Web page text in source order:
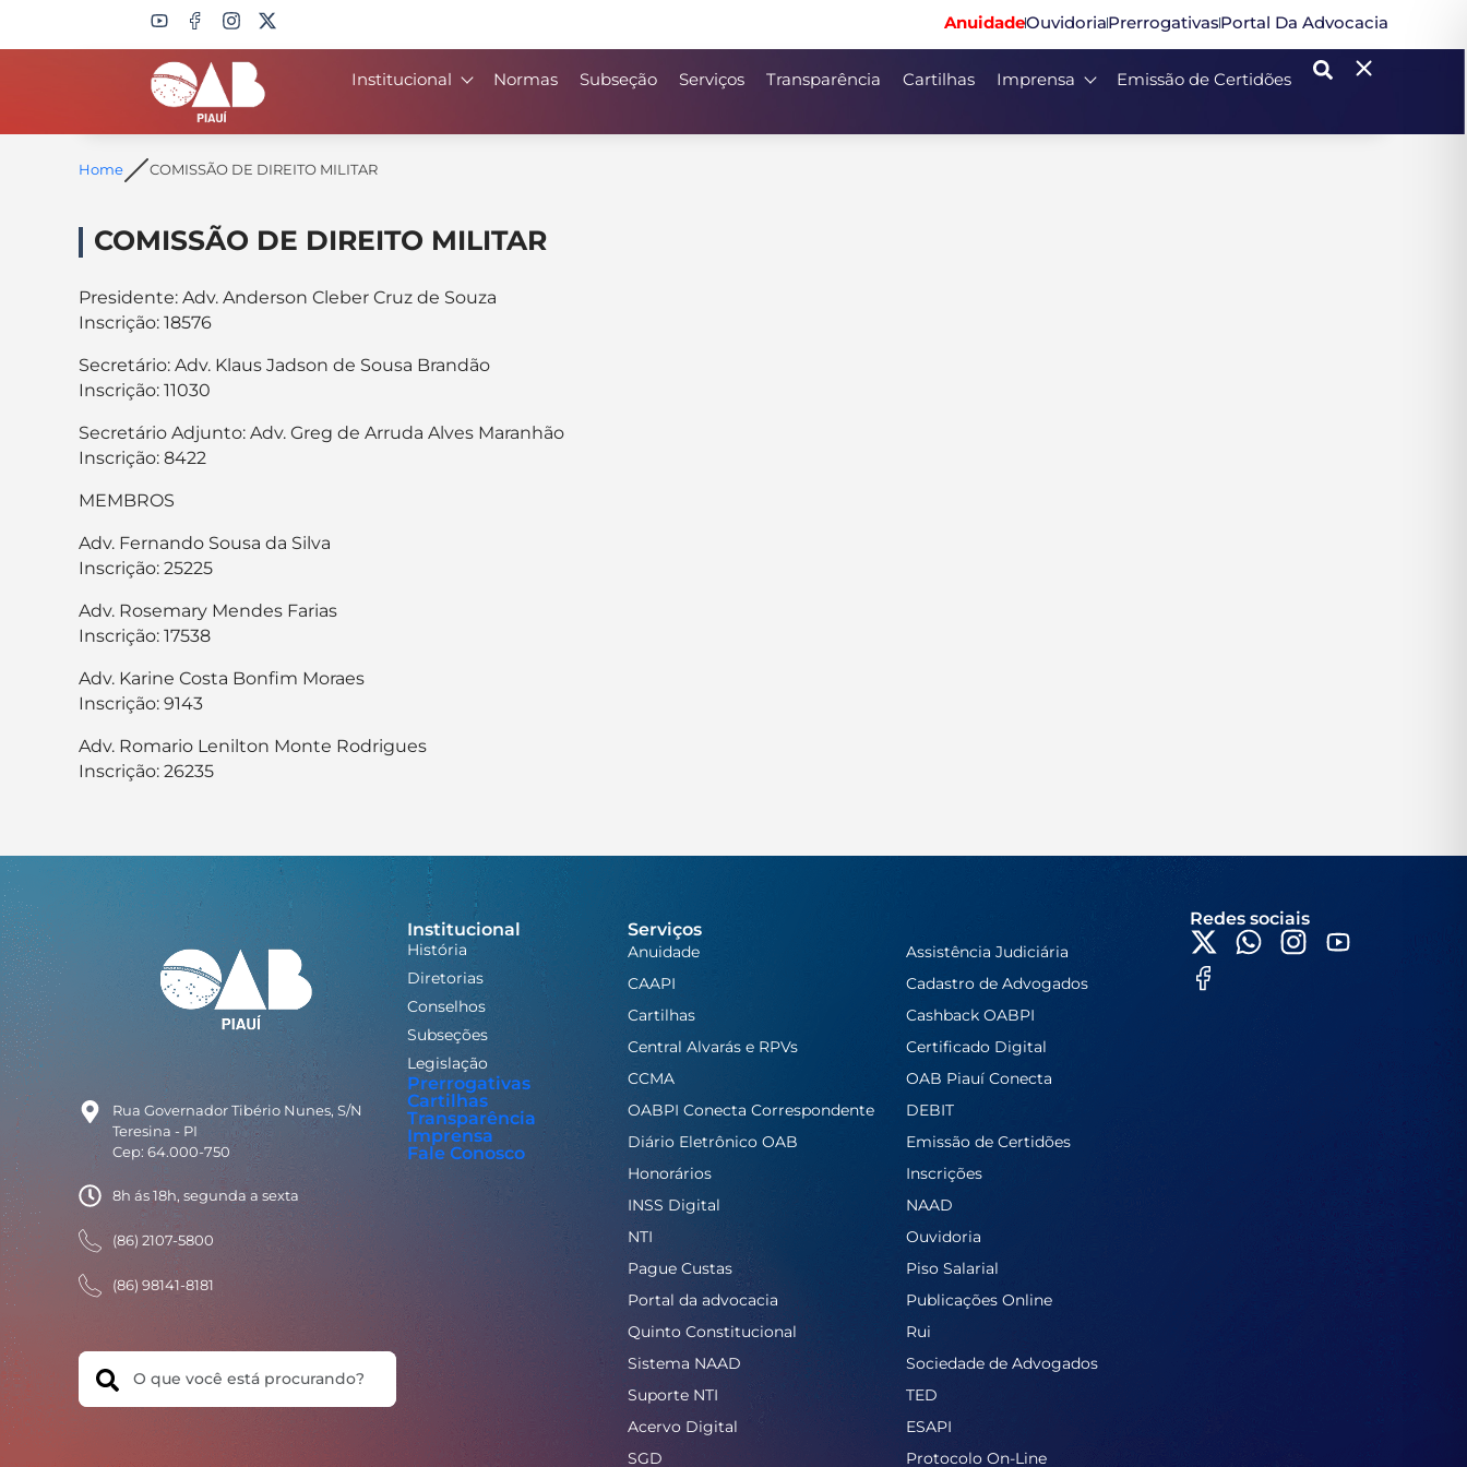
AnuidadeOuvidoriaPrerrogativasPortal Da Advocacia
Institucional Normas Subseção Serviços Transparência Cartilhas Imprensa Emissão de Certidões
Search
Home COMISSÃO DE DIREITO MILITAR
COMISSÃO DE DIREITO MILITAR
Presidente: Adv. Anderson Cleber Cruz de Souza
Inscrição: 18576
Secretário: Adv. Klaus Jadson de Sousa Brandão
Inscrição: 11030
Secretário Adjunto: Adv. Greg de Arruda Alves Maranhão
Inscrição: 8422
MEMBROS
Adv. Fernando Sousa da Silva
Inscrição: 25225
Adv. Rosemary Mendes Farias
Inscrição: 17538
Adv. Karine Costa Bonfim Moraes
Inscrição: 9143
Adv. Romario Lenilton Monte Rodrigues
Inscrição: 26235
Rua Governador Tibério Nunes, S/N
Teresina - PI
Cep: 64.000-750
8h ás 18h, segunda a sexta
(86) 2107-5800
(86) 98141-8181
Search
Institucional
História
Diretorias
Conselhos
Subseções
Legislação
Prerrogativas
Cartilhas
Transparência
Imprensa
Fale Conosco
Serviços
Anuidade
Assistência Judiciária
CAAPI
Cadastro de Advogados
Cartilhas
Cashback OABPI
Central Alvarás e RPVs
Certificado Digital
CCMA
OAB Piauí Conecta
OABPI Conecta Correspondente
DEBIT
Diário Eletrônico OAB
Emissão de Certidões
Honorários
Inscrições
INSS Digital
NAAD
NTI
Ouvidoria
Pague Custas
Piso Salarial
Portal da advocacia
Publicações Online
Quinto Constitucional
Rui
Sistema NAAD
Sociedade de Advogados
Suporte NTI
TED
Acervo Digital
ESAPI
SGD
Protocolo On-Line
Redes sociais